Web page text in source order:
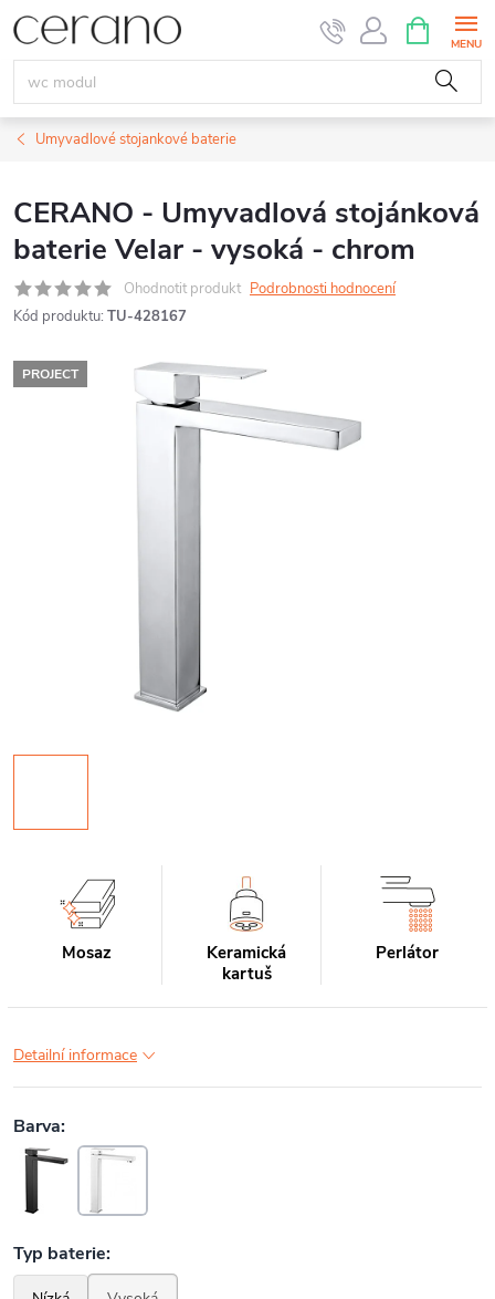
Přejít
na
obsah
NÁKUPNÍ
KOŠÍK
Umyvadlové stojankové baterie
CERANO - Umyvadlová stojánková
baterie Velar - vysoká - chrom
Ohodnotit produkt Podrobnosti hodnocení
Kód produktu: TU-428167
PROJECT
Mosaz
Keramická
kartuš
Perlátor
Detailní informace